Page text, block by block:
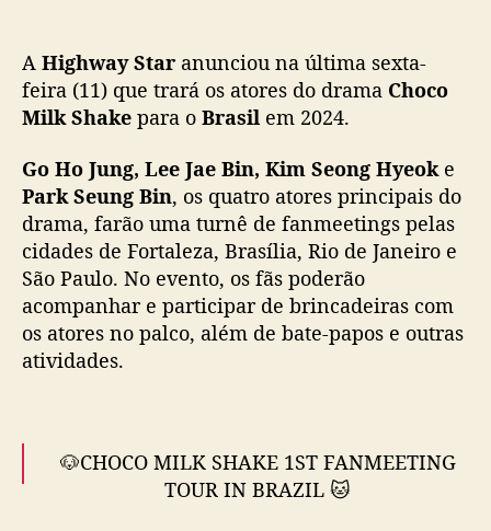
e
”
:
e
n
c
o
f
a
r
e
e
A Highway Star anunciou na última sexta-
feira (11) que trará os atores do drama Choco
Milk Shake para o Brasil em 2024.
Go Ho Jung, Lee Jae Bin, Kim Seong Hyeok e
Park Seung Bin, os quatro atores principais do
drama, farão uma turnê de fanmeetings pelas
cidades de Fortaleza, Brasília, Rio de Janeiro e
São Paulo. No evento, os fãs poderão
acompanhar e participar de brincadeiras com
os atores no palco, além de bate-papos e outras
atividades.
🐶CHOCO MILK SHAKE 1ST FANMEETING
TOUR IN BRAZIL 🐱